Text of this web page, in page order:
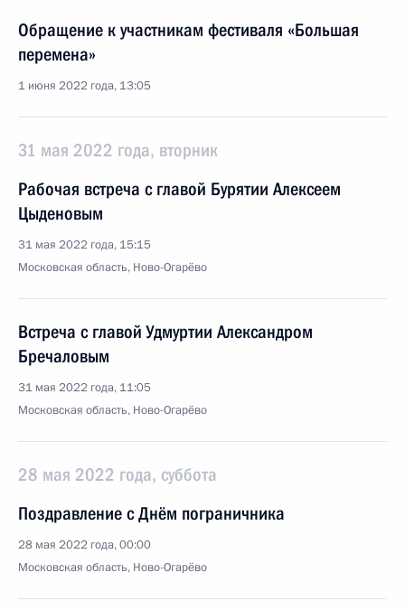
Обращение к участникам фестиваля «Большая
перемена»
1 июня 2022 года, 13:05
31 мая 2022 года, вторник
Рабочая встреча с главой Бурятии Алексеем
Цыденовым
31 мая 2022 года, 15:15
Московская область, Ново-Огарёво
Встреча с главой Удмуртии Александром
Бречаловым
31 мая 2022 года, 11:05
Московская область, Ново-Огарёво
28 мая 2022 года, суббота
Поздравление с Днём пограничника
28 мая 2022 года, 00:00
Московская область, Ново-Огарёво